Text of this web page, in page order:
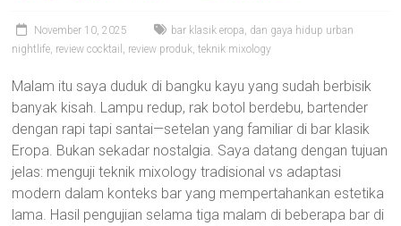
November 10, 2025 bar klasik eropa, dan gaya hidup urban
nightlife, review cocktail , review produk,teknik mixology
Malam itu saya duduk di bangku kayu yang sudah berbisik
banyak kisah. Lampu redup, rak botol berdebu, bartender
dengan rapi tapi santai—setelan yang familiar di bar klasik
Eropa. Bukan sekadar nostalgia. Saya datang dengan tujuan
jelas: menguji teknik mixology tradisional vs adaptasi
modern dalam konteks bar yang mempertahankan estetika
lama. Hasil pengujian selama tiga malam di beberapa bar di